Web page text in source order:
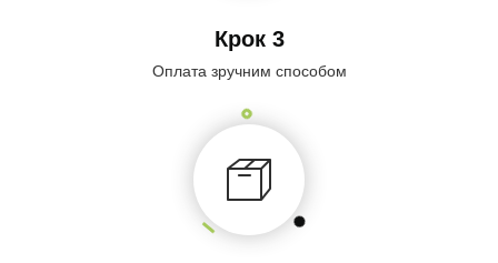
Крок 3
Оплата зручним способом